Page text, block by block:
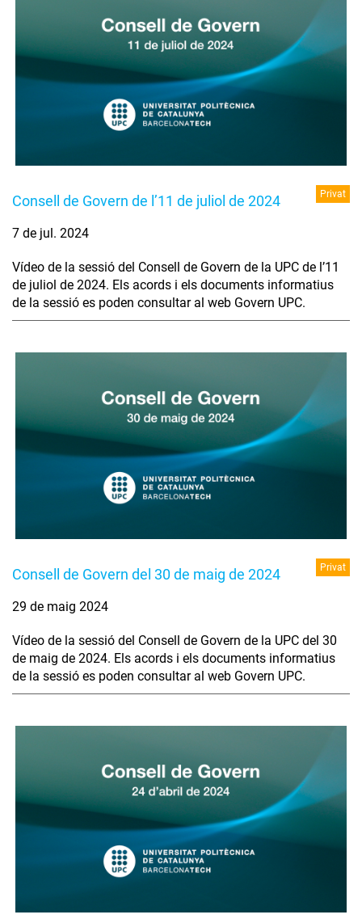
Consell de Govern de l’11 de juliol de 2024 Privat
7 de jul. 2024
Vídeo de la sessió del Consell de Govern de la UPC de l’11
de juliol de 2024. Els acords i els documents informatius
de la sessió es poden consultar al web Govern UPC.
Consell de Govern del 30 de maig de 2024 Privat
29 de maig 2024
Vídeo de la sessió del Consell de Govern de la UPC del 30
de maig de 2024. Els acords i els documents informatius
de la sessió es poden consultar al web Govern UPC.